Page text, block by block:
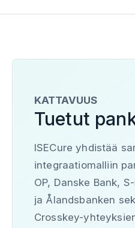
KATTAVUUS
Tuetut
ISECure yhdistää
integraatiomalliin
OP, Danske Bank,
ja Ålandsbanken
Crosskey-